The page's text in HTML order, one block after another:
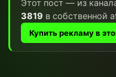
Этот пост — из
3819 в собственной
Купить рекламу в